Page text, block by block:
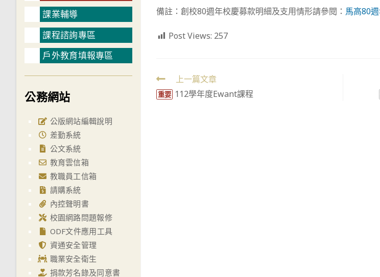
備註：創校80週年校慶募款明細及支用情形請參閱： 馬高80
Post Views: 257
Read
more
上一篇文章
重要 112學年度Ewant課程
課業輔導
課程諮詢專區
戶外教育填報專區
公務網站
公版網站編輯說明
差勤系統
公文系統
教育雲信箱
教職員工信箱
請購系統
內控聲明書
校園網路問題報修
ODF文件應用工具
資通安全管理
職業安全衛生
捐款芳名錄及同意書